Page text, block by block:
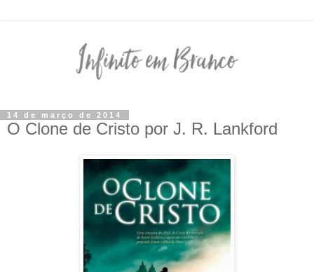
14 de março de 2014
O Clone de Cristo por J. R. Lankford